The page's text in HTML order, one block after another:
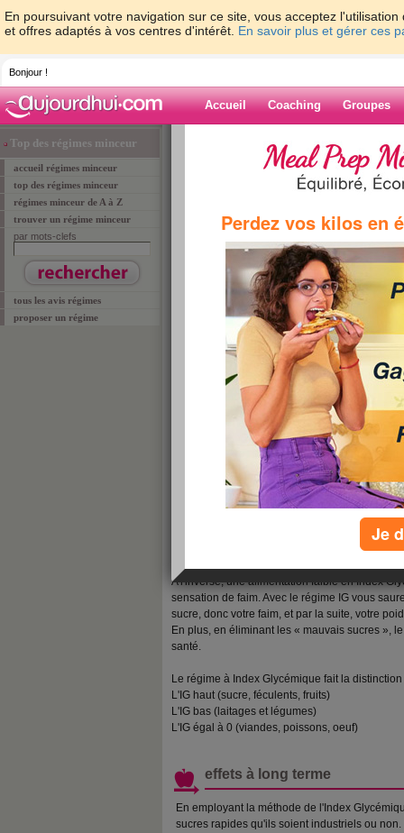
En poursuivant votre navigation sur ce site, vous acceptez
et offres adaptés à vos centres d'intérêt. En savoir plus et gérer ces
Bonjour !
Accueil Coaching Groupes
Top des régimes minceur
accueil régimes minceur
top des régimes minceur
régimes minceur de A à Z
trouver un régime minceur
par mots-clefs
tous les avis régimes
proposer un régime
top des régimes minceur
Régime Index Glycémique
vu
origine et principe général
Le régime IG a pour but de diminuer notre
Dans le cas d'une forte consommation de
élevé que le corps, en réaction à cette
provoque un stockage du sucre absorbé sous
considère que le sucre à déjà été assimilé
devenu trop bas et l'organisme en
A l'inverse, une alimentation faible en Index
sensation de faim. Avec le régime IG vous
sucre, donc votre faim, et par la suite, votre
En plus, en éliminant les « mauvais sucres »,
santé.
Le régime à Index Glycémique fait la
L'IG haut (sucre, féculents, fruits)
L'IG bas (laitages et légumes)
L'IG égal à 0 (viandes, poissons, oeuf)
effets à long terme
En employant la méthode de l'Index
sucres rapides qu'ils soient industriels ou
Perdez vos kilos en
Je